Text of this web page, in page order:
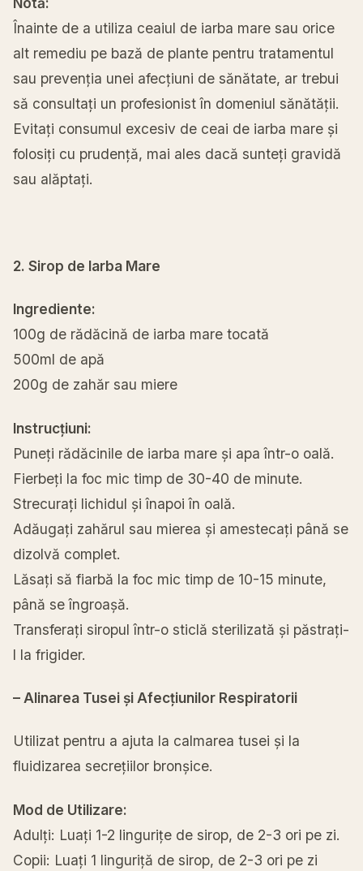
Înainte de a utiliza ceaiul de iarba mare sau orice
alt remediu pe bază de plante pentru tratamentul
sau prevenția unei afecțiuni de sănătate, ar trebui
să consultați un profesionist în domeniul sănătății.
Evitați consumul excesiv de ceai de iarba mare și
folosiți cu prudență, mai ales dacă sunteți gravidă
sau alăptați.
2. Sirop de Iarba Mare
Ingrediente:
100g de rădăcină de iarba mare tocată
500ml de apă
200g de zahăr sau miere
Instrucțiuni:
Puneți rădăcinile de iarba mare și apa într-o oală.
Fierbeți la foc mic timp de 30-40 de minute.
Strecurați lichidul și înapoi în oală.
Adăugați zahărul sau mierea și amestecați până se
dizolvă complet.
Lăsați să fiarbă la foc mic timp de 10-15 minute,
până se îngroașă.
Transferați siropul într-o sticlă sterilizată și păstrați-
l la frigider.
– Alinarea Tusei și Afecțiunilor Respiratorii
Utilizat pentru a ajuta la calmarea tusei și la
fluidizarea secrețiilor bronșice.
Mod de Utilizare:
Adulți: Luați 1-2 lingurițe de sirop, de 2-3 ori pe zi.
Copii: Luați 1 linguriță de sirop, de 2-3 ori pe zi